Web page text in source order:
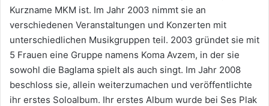
Kurzname MKM ist. Im Jahr 2003 nimmt sie an
verschiedenen Veranstaltungen und Konzerten mit
unterschiedlichen Musikgruppen teil. 2003 gründet sie mit
5 Frauen eine Gruppe namens Koma Avzem, in der sie
sowohl die Baglama spielt als auch singt. Im Jahr 2008
beschloss sie, allein weiterzumachen und veröffentlichte
ihr erstes Soloalbum. Ihr erstes Album wurde bei Ses Plak